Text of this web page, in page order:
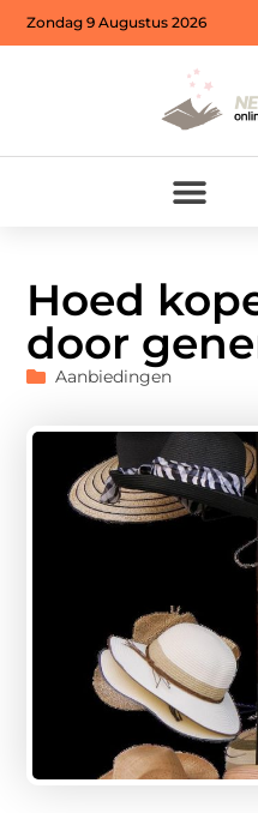
Zondag 9 Augustus 2026
Hoed
door
Aanbiedingen